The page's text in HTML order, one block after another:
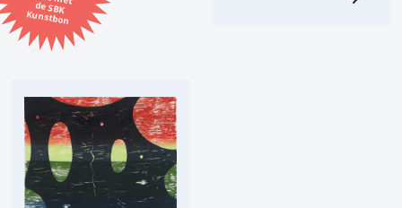
Kunstbon
Kunstenaar
Formaat
Orientatie
Kleur